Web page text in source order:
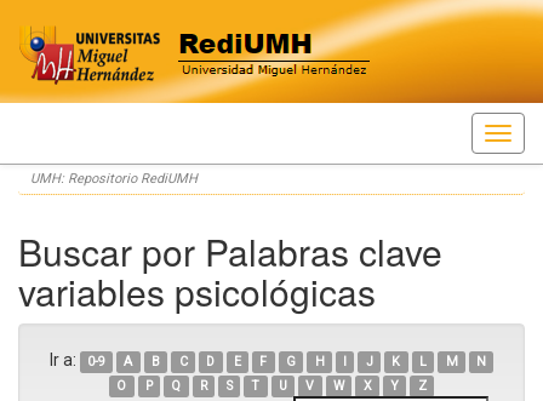
Skip
navigation
UMH: Repositorio RediUMH
Buscar por Palabras clave
variables psicológicas
Ir a: 0-9 A B C D E F G H I J K L M
N
O
P Q R S T U V W X Y Z